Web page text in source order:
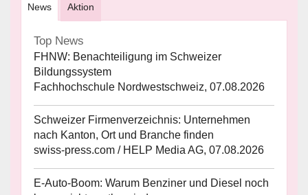
News Aktion
Top News
FHNW: Benachteiligung im Schweizer
Bildungssystem
Fachhochschule Nordwestschweiz, 07.08.2026
Schweizer Firmenverzeichnis: Unternehmen
nach Kanton, Ort und Branche finden
swiss-press.com / HELP Media AG, 07.08.2026
E-Auto-Boom: Warum Benziner und Diesel noch